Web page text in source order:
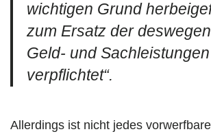
wichtigen Grund
zum Ersatz der
Geld- und Sachleistungen
verpflichtet“.
Allerdings ist nicht jedes